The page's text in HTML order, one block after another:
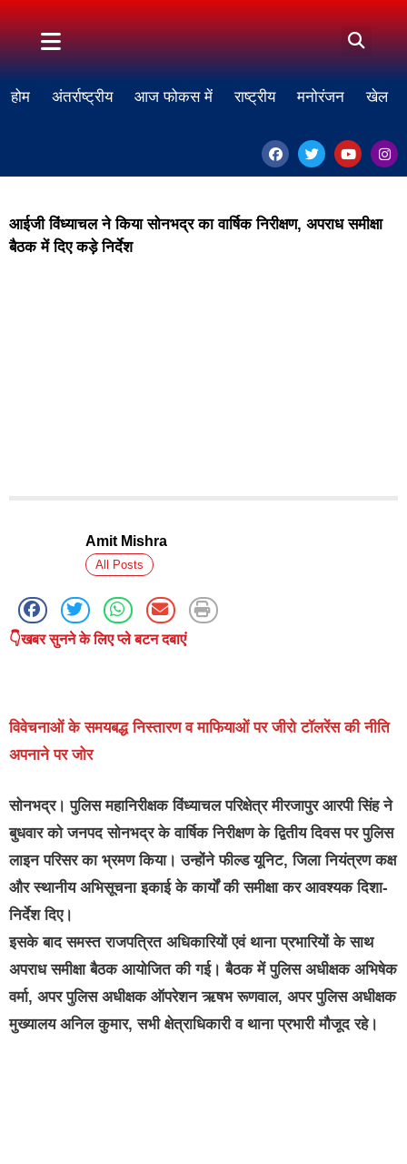
होम अंतर्राष्ट्रीय आज फोकस में राष्ट्रीय मनोरंजन खेल
आईजी विंध्याचल ने किया सोनभद्र का वार्षिक निरीक्षण, अपराध समीक्षा
बैठक में दिए कड़े निर्देश
Amit Mishra
All Posts
👇खबर सुनने के लिए प्ले बटन दबाएं
विवेचनाओं के समयबद्ध निस्तारण व माफियाओं पर जीरो टॉलरेंस की नीति
अपनाने पर जोर
सोनभद्र। पुलिस महानिरीक्षक विंध्याचल परिक्षेत्र मीरजापुर आरपी सिंह ने
बुधवार को जनपद सोनभद्र के वार्षिक निरीक्षण के द्वितीय दिवस पर पुलिस
लाइन परिसर का भ्रमण किया। उन्होंने फील्ड यूनिट, जिला नियंत्रण कक्ष
और स्थानीय अभिसूचना इकाई के कार्यों की समीक्षा कर आवश्यक दिशा-
निर्देश दिए।
इसके बाद समस्त राजपत्रित अधिकारियों एवं थाना प्रभारियों के साथ
अपराध समीक्षा बैठक आयोजित की गई। बैठक में पुलिस अधीक्षक अभिषेक
वर्मा, अपर पुलिस अधीक्षक ऑपरेशन ऋषभ रूणवाल, अपर पुलिस अधीक्षक
मुख्यालय अनिल कुमार, सभी क्षेत्राधिकारी व थाना प्रभारी मौजूद रहे।